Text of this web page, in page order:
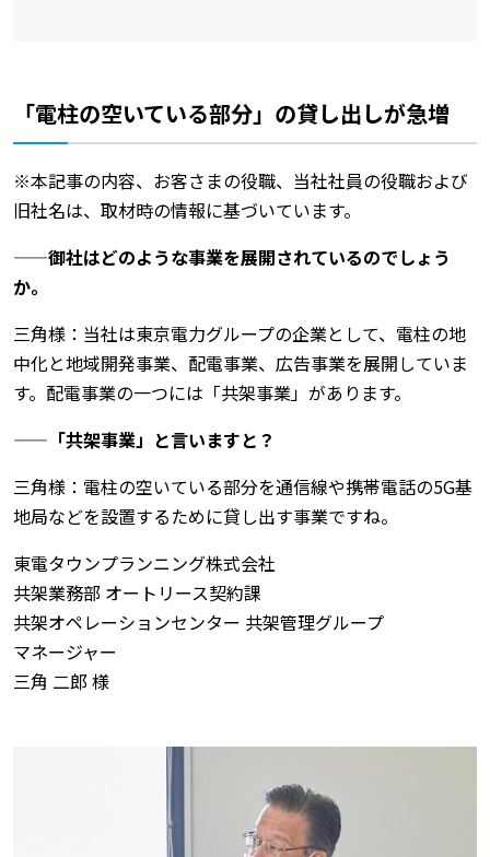
「電柱の空いている部分」の貸し出しが急増
※本記事の内容、お客さまの役職、当社社員の役職および
旧社名は、取材時の情報に基づいています。
——御社はどのような事業を展開されているのでしょう
か。
三角様：当社は東京電力グループの企業として、電柱の地
中化と地域開発事業、配電事業、広告事業を展開していま
す。配電事業の一つには「共架事業」があります。
——「共架事業」と言いますと？
三角様：電柱の空いている部分を通信線や携帯電話の5G基
地局などを設置するために貸し出す事業ですね。
東電タウンプランニング株式会社
共架業務部 オートリース契約課
共架オペレーションセンター 共架管理グループ
マネージャー
三角 二郎 様